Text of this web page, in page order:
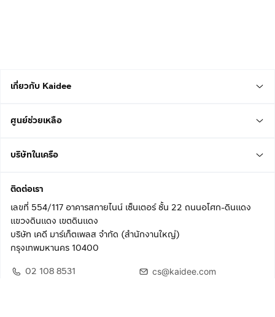
เกี่ยวกับ Kaidee
ศูนย์ช่วยเหลือ
บริษัทในเครือ
ติดต่อเรา
เลขที่ 554/117 อาคารสกายไนน์ เซ็นเตอร์ ชั้น 22 ถนนอโศก-ดินแดง
แขวงดินแดง เขตดินแดง
บริษัท เคดี มาร์เก็ตเพลส จำกัด (สำนักงานใหญ่)
กรุงเทพมหานคร 10400
02 108 8531
cs@kaidee.com